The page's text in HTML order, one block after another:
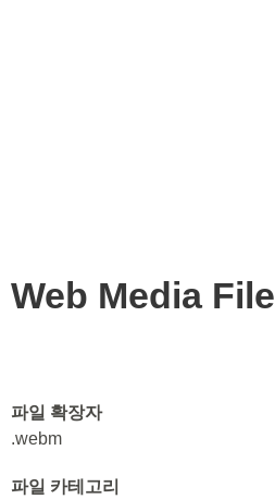
Web Media File
파일 확장자
.webm
파일 카테고리